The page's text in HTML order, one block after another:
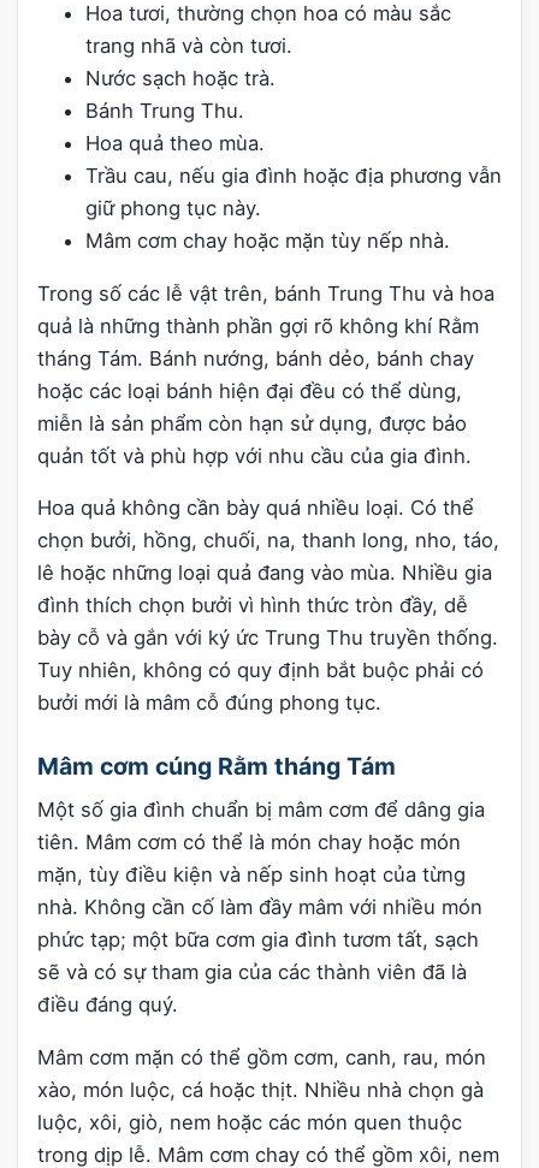
Hoa tươi, thường chọn hoa có màu sắc
trang nhã và còn tươi.
Nước sạch hoặc trà.
Bánh Trung Thu.
Hoa quả theo mùa.
Trầu cau, nếu gia đình hoặc địa phương vẫn
giữ phong tục này.
Mâm cơm chay hoặc mặn tùy nếp nhà.
Trong số các lễ vật trên, bánh Trung Thu và hoa
quả là những thành phần gợi rõ không khí Rằm
tháng Tám. Bánh nướng, bánh dẻo, bánh chay
hoặc các loại bánh hiện đại đều có thể dùng,
miễn là sản phẩm còn hạn sử dụng, được bảo
quản tốt và phù hợp với nhu cầu của gia đình.
Hoa quả không cần bày quá nhiều loại. Có thể
chọn bưởi, hồng, chuối, na, thanh long, nho, táo,
lê hoặc những loại quả đang vào mùa. Nhiều gia
đình thích chọn bưởi vì hình thức tròn đầy, dễ
bày cỗ và gắn với ký ức Trung Thu truyền thống.
Tuy nhiên, không có quy định bắt buộc phải có
bưởi mới là mâm cỗ đúng phong tục.
Mâm cơm cúng Rằm tháng Tám
Một số gia đình chuẩn bị mâm cơm để dâng gia
tiên. Mâm cơm có thể là món chay hoặc món
mặn, tùy điều kiện và nếp sinh hoạt của từng
nhà. Không cần cố làm đầy mâm với nhiều món
phức tạp; một bữa cơm gia đình tươm tất, sạch
sẽ và có sự tham gia của các thành viên đã là
điều đáng quý.
Mâm cơm mặn có thể gồm cơm, canh, rau, món
xào, món luộc, cá hoặc thịt. Nhiều nhà chọn gà
luộc, xôi, giò, nem hoặc các món quen thuộc
trong dịp lễ. Mâm cơm chay có thể gồm xôi, nem